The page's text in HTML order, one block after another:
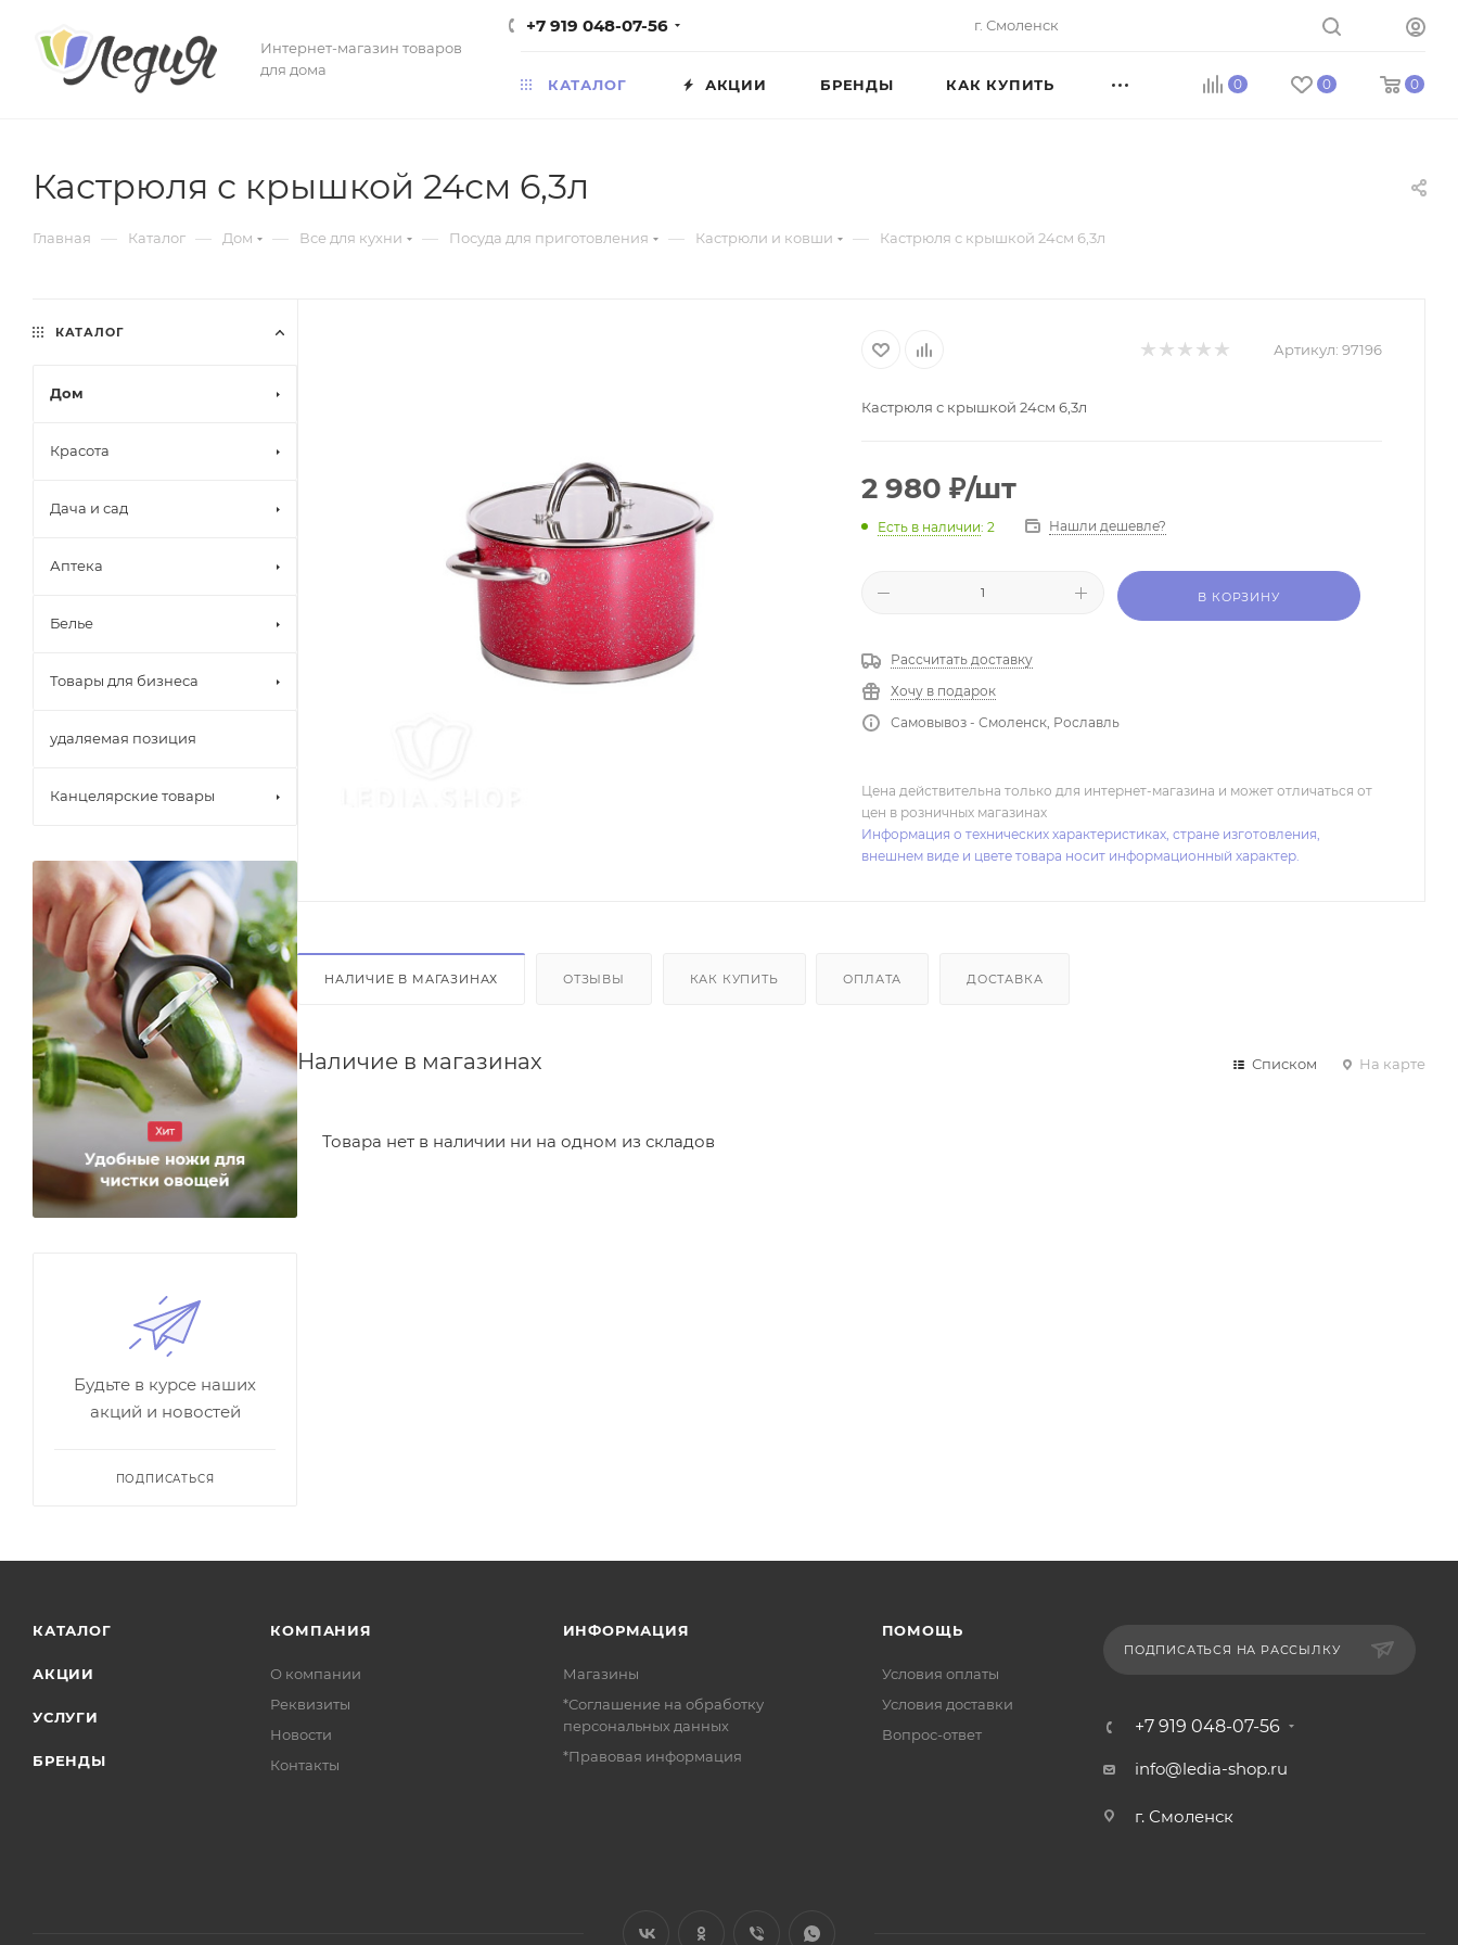
Интернет-магазин товаров
для дома
+7 919 048-07-56 г. Смоленск
0 0 0
КАТАЛОГ АКЦИИ БРЕНДЫ КАК КУПИТЬ
Кастрюля с крышкой 24см 6,3л
Главная — Каталог — Дом — Все для кухни — Посуда для приготовления — Кастрюли и ковши — Кастрюля с крышкой 24см 6,3л
Артикул: 97196
Кастрюля с крышкой 24см 6,3л
2 980 ₽/шт
Есть в наличии: 2 Нашли дешевле?
В КОРЗИНУ
Рассчитать доставку
Хочу в подарок
Самовывоз - Смоленск, Рославль
Цена действительна только для интернет-магазина и может отличаться от
цен в розничных магазинах
Информация о технических характеристиках, стране изготовления,
внешнем виде и цвете товара носит информационный характер.
НАЛИЧИЕ В МАГАЗИНАХ ОТЗЫВЫ КАК КУПИТЬ ОПЛАТА ДОСТАВКА
Наличие в магазинах Списком На карте
Товара нет в наличии ни на одном из складов
КАТАЛОГ
Дом
Красота
Дача и сад
Аптека
Белье
Товары для бизнеса
удаляемая позиция
Канцелярские товары
Будьте в курсе наших
акций и новостей
ПОДПИСАТЬСЯ
КАТАЛОГ
АКЦИИ
УСЛУГИ
БРЕНДЫ
КОМПАНИЯ
О компании
Реквизиты
Новости
Контакты
ИНФОРМАЦИЯ
Магазины
*Соглашение на обработку
персональных данных
*Правовая информация
ПОМОЩЬ
Условия оплаты
Условия доставки
Вопрос-ответ
ПОДПИСАТЬСЯ НА РАССЫЛКУ
+7 919 048-07-56
info@ledia-shop.ru
г. Смоленск